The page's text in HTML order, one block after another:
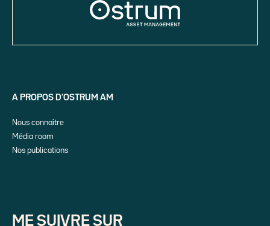
A PROPOS D’OSTRUM AM
Nous connaître
Média room
Nos publications
ME SUIVRE SUR